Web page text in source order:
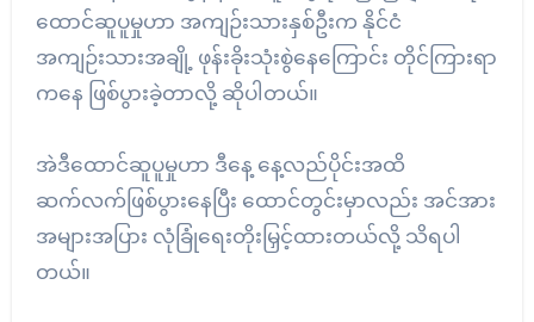
ထောင်ဆူပူမှုဟာ အကျဉ်းသားနှစ်ဦးက နိုင်ငံ
အကျဉ်းသားအချို့ ဖုန်းခိုးသုံးစွဲနေကြောင်း တိုင်ကြားရာ
ကနေ ဖြစ်ပွားခဲ့တာလို့ ဆိုပါတယ်။
အဲဒီထောင်ဆူပူမှုဟာ ဒီနေ့ နေ့လည်ပိုင်းအထိ
ဆက်လက်ဖြစ်ပွားနေပြီး ထောင်တွင်းမှာလည်း အင်အား
အများအပြား လုံခြုံရေးတိုးမြှင့်ထားတယ်လို့ သိရပါ
တယ်။